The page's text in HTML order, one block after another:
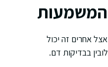
המשמעות
אחרים זה יכול
בבדיקות דם.